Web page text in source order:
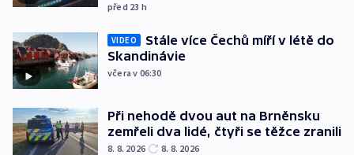
před 23 h
VIDEO
Stále více Čechů míří v létě do
Skandinávie
včera v 06:30
Při nehodě dvou aut na Brněnsku
zemřeli dva lidé, čtyři se těžce zranili
8. 8. 2026 8. 8. 2026